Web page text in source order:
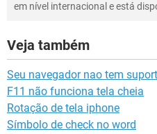
em nível internacional e está
Veja também
Seu navegador nao tem
F11 não funciona tela cheia
Rotação de tela iphone
Símbolo de check no word